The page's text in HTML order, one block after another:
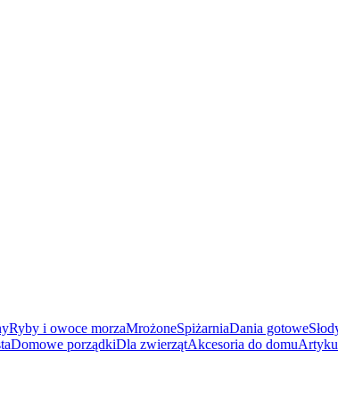
Ryby i owoce morzaMrożoneSpiżarniaDania gotowe
Domowe porządkiDla zwierzątAkcesoria do domu